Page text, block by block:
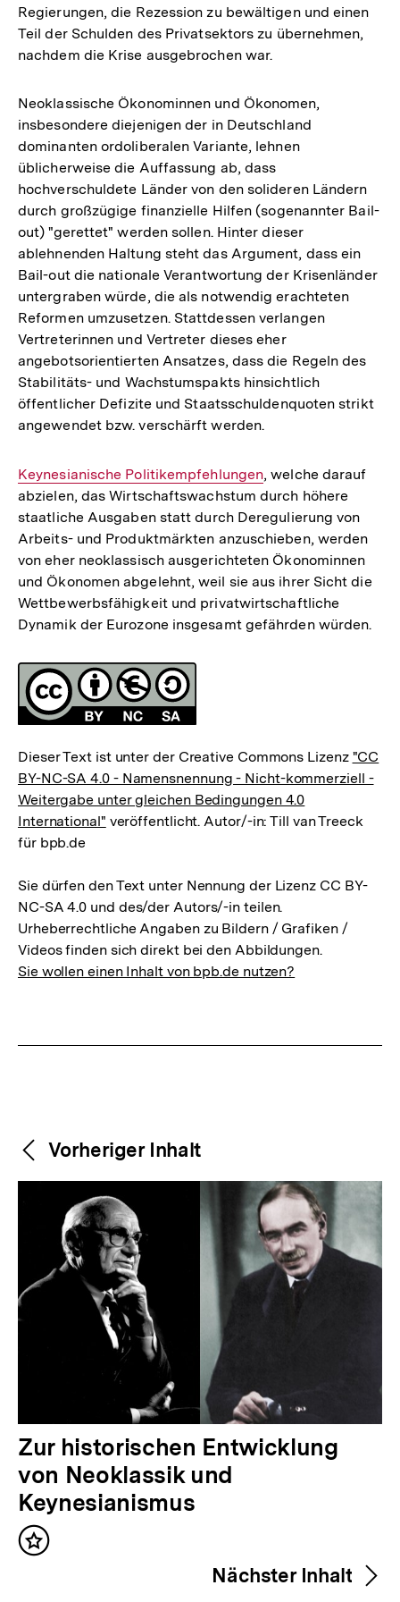
Regierungen, die Rezession zu bewältigen und einen
Teil der Schulden des Privatsektors zu übernehmen,
nachdem die Krise ausgebrochen war.
Neoklassische Ökonominnen und Ökonomen,
insbesondere diejenigen der in Deutschland
dominanten ordoliberalen Variante, lehnen
üblicherweise die Auffassung ab, dass
hochverschuldete Länder von den solideren Ländern
durch großzügige finanzielle Hilfen (sogenannter Bail-
out) "gerettet" werden sollen. Hinter dieser
ablehnenden Haltung steht das Argument, dass ein
Bail-out die nationale Verantwortung der Krisenländer
untergraben würde, die als notwendig erachteten
Reformen umzusetzen. Stattdessen verlangen
Vertreterinnen und Vertreter dieses eher
angebotsorientierten Ansatzes, dass die Regeln des
Stabilitäts- und Wachstumspakts hinsichtlich
öffentlicher Defizite und Staatsschuldenquoten strikt
angewendet bzw. verschärft werden.
Interner
Link:
Keynesianische Politikempfehlungen, welche darauf
abzielen, das Wirtschaftswachstum durch höhere
staatliche Ausgaben statt durch Deregulierung von
Arbeits- und Produktmärkten anzuschieben, werden
von eher neoklassisch ausgerichteten Ökonominnen
und Ökonomen abgelehnt, weil sie aus ihrer Sicht die
Wettbewerbsfähigkeit und privatwirtschaftliche
Dynamik der Eurozone insgesamt gefährden würden.
Fussnoten
Lizenz
Dieser Text ist unter der Creative Commons Lizenz "CC
BY-NC-SA 4.0 - Namensnennung - Nicht-kommerziell -
Weitergabe unter gleichen Bedingungen 4.0
International" veröffentlicht. Autor/-in: Till van Treeck
für bpb.de
Sie dürfen den Text unter Nennung der Lizenz CC BY-
NC-SA 4.0 und des/der Autors/-in teilen.
Urheberrechtliche Angaben zu Bildern / Grafiken /
Videos finden sich direkt bei den Abbildungen.
Sie wollen einen Inhalt von bpb.de nutzen?
Weitere
Inhalte
Content-
Navigation
Vorheriger Inhalt
V
o
r
h
e
Zur historischen Entwicklung
von Neoklassik und
Keynesianismus
Inhalt
Nächster Inhalt